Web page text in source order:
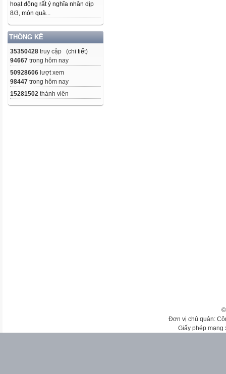
hoạt động rất ý nghĩa nhân dịp
8/3, món quà...
THỐNG KÊ
35350428 truy cập (chi tiết)
94667 trong hôm nay
50928606 lượt xem
98447 trong hôm nay
15281502 thành viên
Đơn vị chủ quản:
Giấy phép mạng